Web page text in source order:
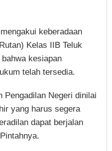
keberadaan
Kelas IIB Teluk
kesiapan
telah tersedia.
Pengadilan Negeri dinilai
yang harus segera
dapat berjalan